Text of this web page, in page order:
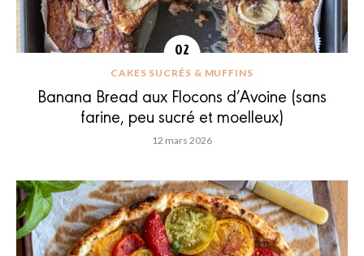
CAKES SUCRÉS & MUFFINS
Banana Bread aux Flocons d’Avoine (sans
farine, peu sucré et moelleux)
12 mars 2026